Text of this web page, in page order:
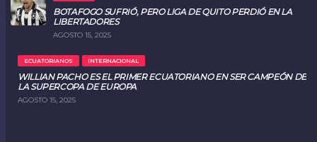
BOTAFOGO SUFRIÓ, PERO LIGA DE QUITO PERDIÓ EN LA
LIBERTADORES
AGOSTO 15, 2025
ECUATORIANOS INTERNACIONAL
WILLIAN PACHO ES EL PRIMER ECUATORIANO EN SER CAMPEÓN DE
LA SUPERCOPA DE EUROPA
AGOSTO 15, 2025